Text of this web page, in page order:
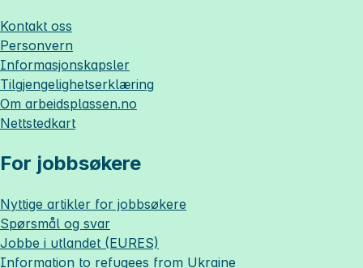
Kontakt oss
Personvern
Informasjonskapsler
Tilgjengelighetserklæring
Om arbeidsplassen.no
Nettstedkart
For jobbsøkere
Nyttige artikler for jobbsøkere
Spørsmål og svar
Jobbe i utlandet (EURES)
Information to refugees from Ukraine